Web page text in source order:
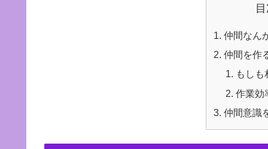
仲間なん
仲間を作
もしも
作業効
仲間意識